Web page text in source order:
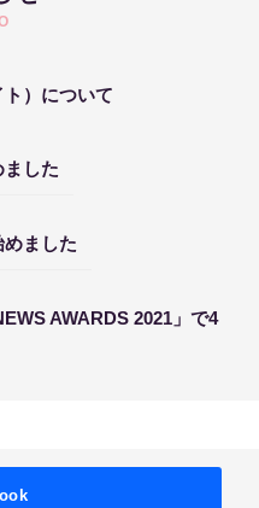
ト）について
した
ました
AWARDS 2021」で4